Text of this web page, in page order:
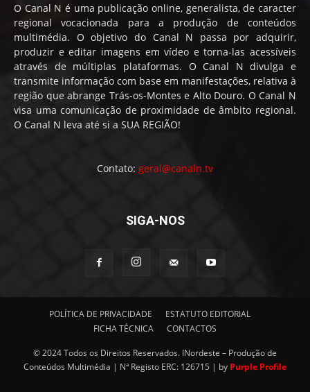
O Canal N é uma publicação online, generalista, de caracter
regional vocacionada para a produção de conteúdos
multimédia. O objetivo do Canal N passa por adquirir,
produzir e editar imagens em vídeo e torna-las acessíveis
através de múltiplas plataformas. O Canal N divulga e
transmite informação com base em manifestações, relativa à
região que abrange Trás-os-Montes e Alto Douro. O Canal N
visa uma comunicação de proximidade de âmbito regional.
O Canal N leva até si a SUA REGIÃO!
Contato: geral@canaln.tv
SIGA-NOS
POLÍTICA DE PRIVACIDADE
ESTATUTO EDITORIAL
FICHA TÉCNICA
CONTACTOS
© 2024 Todos os Direitos Reservados. INordeste – Produção de
Conteúdos Multimédia | Nª Registo ERC: 126715 | by Purple Profile